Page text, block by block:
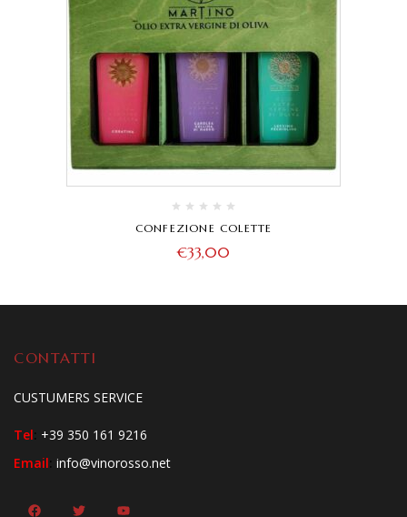
CONFEZIONE COLETTE
€33,00
CONTATTI
CUSTUMERS SERVICE
Tel: +39 350 161 9216
Email: info@vinorosso.net